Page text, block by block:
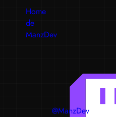
Home
de
ManzDev
@ManzDev